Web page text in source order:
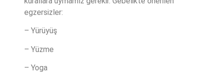
egzersizler:
– Yürüyüş
– Yüzme
– Yoga